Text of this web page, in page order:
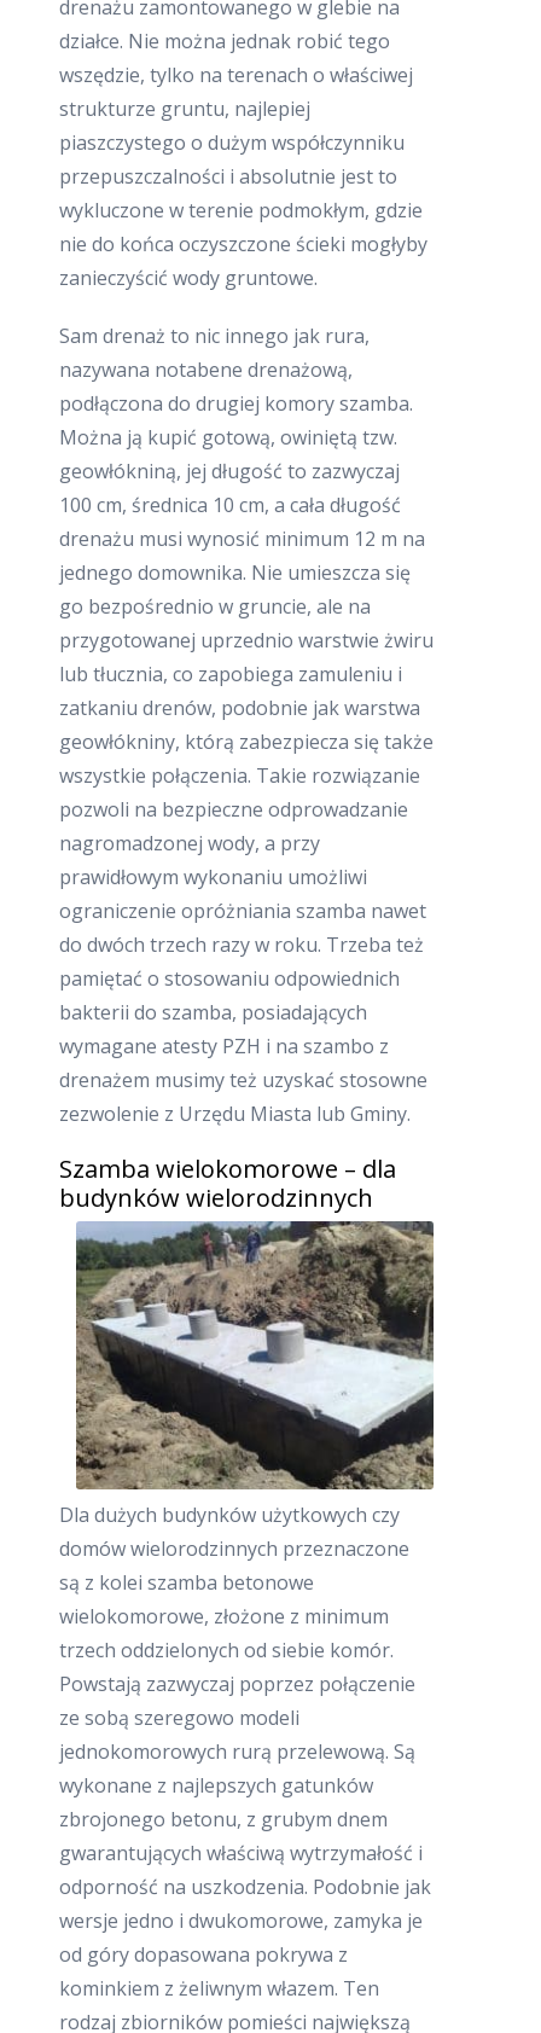
drenażu zamontowanego w glebie na
działce. Nie można jednak robić tego
wszędzie, tylko na terenach o właściwej
strukturze gruntu, najlepiej
piaszczystego o dużym współczynniku
przepuszczalności i absolutnie jest to
wykluczone w terenie podmokłym, gdzie
nie do końca oczyszczone ścieki mogłyby
zanieczyścić wody gruntowe.
Sam drenaż to nic innego jak rura,
nazywana notabene drenażową,
podłączona do drugiej komory szamba.
Można ją kupić gotową, owiniętą tzw.
geowłókniną, jej długość to zazwyczaj
100 cm, średnica 10 cm, a cała długość
drenażu musi wynosić minimum 12 m na
jednego domownika. Nie umieszcza się
go bezpośrednio w gruncie, ale na
przygotowanej uprzednio warstwie żwiru
lub tłucznia, co zapobiega zamuleniu i
zatkaniu drenów, podobnie jak warstwa
geowłókniny, którą zabezpiecza się także
wszystkie połączenia. Takie rozwiązanie
pozwoli na bezpieczne odprowadzanie
nagromadzonej wody, a przy
prawidłowym wykonaniu umożliwi
ograniczenie opróżniania szamba nawet
do dwóch trzech razy w roku. Trzeba też
pamiętać o stosowaniu odpowiednich
bakterii do szamba, posiadających
wymagane atesty PZH i na szambo z
drenażem musimy też uzyskać stosowne
zezwolenie z Urzędu Miasta lub Gminy.
Szamba wielokomorowe – dla
budynków wielorodzinnych
Dla dużych budynków użytkowych czy
domów wielorodzinnych przeznaczone
są z kolei szamba betonowe
wielokomorowe, złożone z minimum
trzech oddzielonych od siebie komór.
Powstają zazwyczaj poprzez połączenie
ze sobą szeregowo modeli
jednokomorowych rurą przelewową. Są
wykonane z najlepszych gatunków
zbrojonego betonu, z grubym dnem
gwarantujących właściwą wytrzymałość i
odporność na uszkodzenia. Podobnie jak
wersje jedno i dwukomorowe, zamyka je
od góry dopasowana pokrywa z
kominkiem z żeliwnym włazem. Ten
rodzaj zbiorników pomieści największą